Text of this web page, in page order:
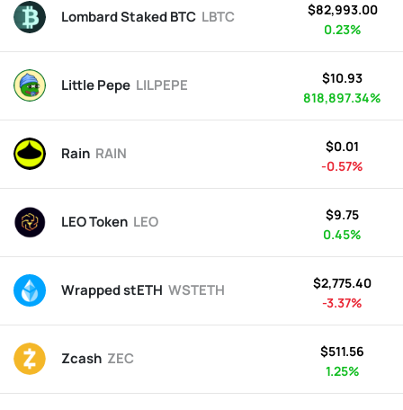
Lombard Staked BTC LBTC
$82,993.00
0.23%
Little Pepe LILPEPE
$10.93
818,897.34%
Rain RAIN
$0.01
-0.57%
LEO Token LEO
$9.75
0.45%
Wrapped stETH WSTETH
$2,775.40
-3.37%
Zcash ZEC
$511.56
1.25%